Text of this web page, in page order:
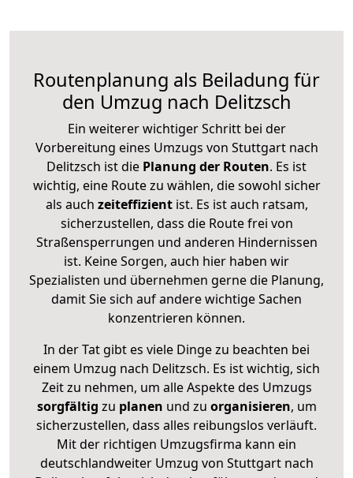
Routenplanung als Beiladung für
den Umzug nach Delitzsch
Ein weiterer wichtiger Schritt bei der
Vorbereitung eines Umzugs von Stuttgart nach
Delitzsch ist die Planung der Routen. Es ist
wichtig, eine Route zu wählen, die sowohl sicher
als auch zeiteffizientist. Es ist auch ratsam,
sicherzustellen, dass die Route frei von
Straßensperrungen und anderen Hindernissen
ist. Keine Sorgen, auch hier haben wir
Spezialisten und übernehmen gerne die Planung,
damit Sie sich auf andere wichtige Sachen
konzentrieren können.
In der Tat gibt es viele Dinge zu beachten bei
einem Umzug nach Delitzsch. Es ist wichtig, sich
Zeit zu nehmen, um alle Aspekte des Umzugs
sorgfältig zu planen und zu organisieren, um
sicherzustellen, dass alles reibungslos verläuft.
Mit der richtigen Umzugsfirma kann ein
deutschlandweiter Umzug von Stuttgart nach